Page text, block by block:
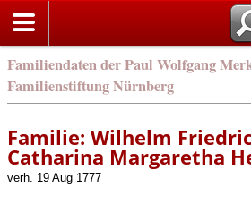
Familiendaten der Paul Wolfgang
Familienstiftung Nürnberg
Familie: Wilhelm
Catharina Margaretha
verh. 19 Aug 1777